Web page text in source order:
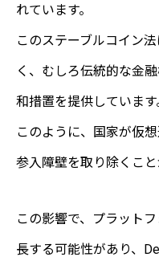
れています。
このステーブルコイン
く、むしろ伝統的な金
和措置を提供しています
このように、国家が仮
参入障壁を取り除くこと
この影響で、プラット
長する可能性があり、